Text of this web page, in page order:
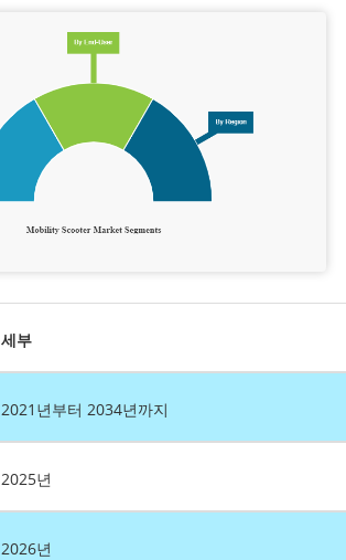
세부
2021년부터 2034년까지
2025년
2026년